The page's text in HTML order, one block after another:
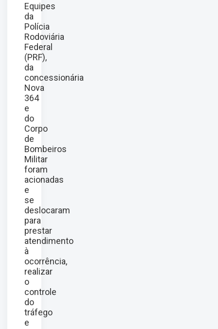
Equipes
da
Polícia
Rodoviária
Federal
(PRF),
da
concessionária
Nova
364
e
do
Corpo
de
Bombeiros
Militar
foram
acionadas
e
se
deslocaram
para
prestar
atendimento
à
ocorrência,
realizar
o
controle
do
tráfego
e